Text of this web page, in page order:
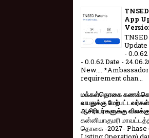
App
-
- 0.0.62 Date -
New....
requirement chan...
மக்கள்தொகை
வயதுக்கு
ஆசிரியர்களுக்கு விலக்கு
கன்னியாகுமரி
தொகை -2027- Phase